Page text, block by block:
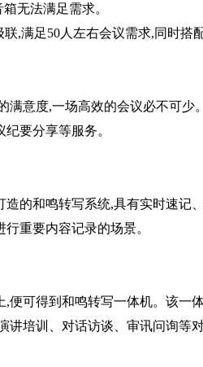
无法满足需求。
足50人左右会议需求,同时搭
意度,一场高效的会议必不可少
要分享等服务。
和鸣转写系统,具有实时速记
重要内容记录的场景。
可得到和鸣转写一体机。该一
讲培训、对话访谈、审讯问询等